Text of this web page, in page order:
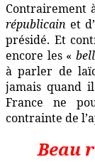
Contrairement
républicain et
présidé. Et
encore les «
à parler de
jamais quand
France ne
contrainte de
Beau